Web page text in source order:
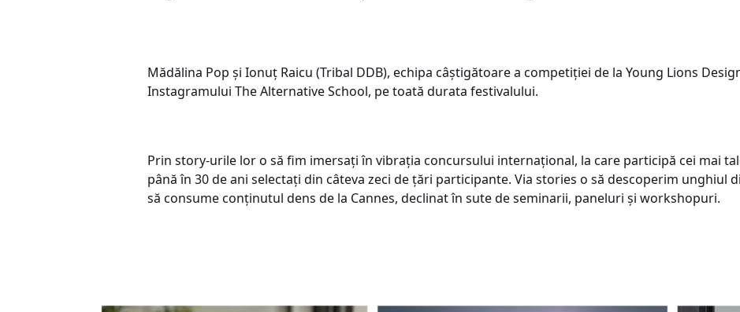
Mădălina Pop și Ionuț Raicu (Tribal DDB), echipa câștigătoare a competiției de la Young Lions
Instagramului The Alternative School, pe toată durata festivalului.
Prin story-urile lor o să fim imersați în vibrația concursului internațional, la care participă cei mai
până în 30 de ani selectați din câteva zeci de țări participante. Via stories o să descoperim unghiul
să consume conținutul dens de la Cannes, declinat în sute de seminarii, paneluri și workshopuri.